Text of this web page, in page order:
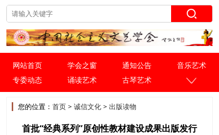
网站首页 学会之窗 通知公告
音乐艺术
专委动态
诵读艺术 古琴艺术
您的位置：首页 >诚信文化 > 出版读物
首批“经典系列”原创性教材建设成果出版发行